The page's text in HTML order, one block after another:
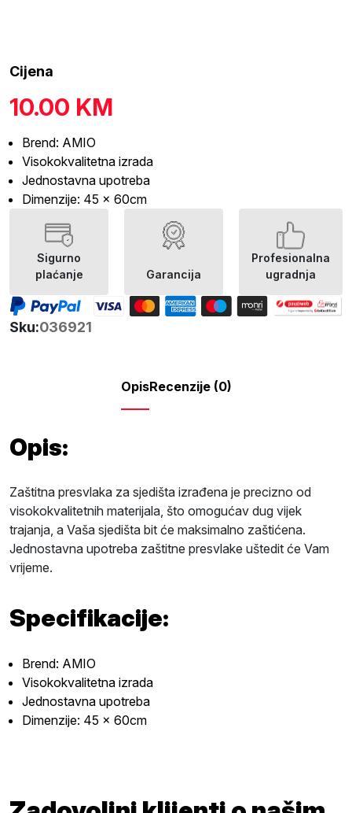
Cijena
10.00 KM
Brend: AMIO
Visokokvalitetna izrada
Jednostavna upotreba
Dimenzije: 45 x 60cm
Sigurno
plaćanje
Garancija
Profesionalna
ugradnja
Sku:036921
OpisRecenzije (0)
Opis:
Zaštitna presvlaka za sjedišta izrađena je precizno od
visokokvalitetnih materijala, što omogućav dug vijek
trajanja, a Vaša sjedišta bit će maksimalno zaštićena.
Jednostavna upotreba zaštitne presvlake uštedit će Vam
vrijeme.
Specifikacije:
Brend: AMIO
Visokokvalitetna izrada
Jednostavna upotreba
Dimenzije: 45 x 60cm